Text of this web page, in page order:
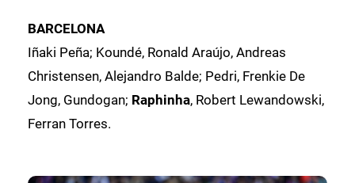
BARCELONA
Iñaki Peña; Koundé, Ronald Araújo, Andreas
Christensen, Alejandro Balde; Pedri, Frenkie De
Jong, Gundogan; Raphinha, Robert Lewandowski,
Ferran Torres.